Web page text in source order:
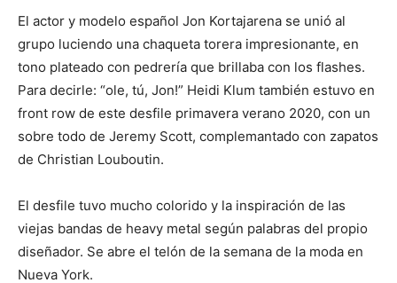
El actor y modelo español Jon Kortajarena se unió al
grupo luciendo una chaqueta torera impresionante, en
tono plateado con pedrería que brillaba con los flashes.
Para decirle: “ole, tú, Jon!” Heidi Klum también estuvo en
front row de este desfile primavera verano 2020, con un
sobre todo de Jeremy Scott, complemantado con zapatos
de Christian Louboutin.
El desfile tuvo mucho colorido y la inspiración de las
viejas bandas de heavy metal según palabras del propio
diseñador. Se abre el telón de la semana de la moda en
Nueva York.